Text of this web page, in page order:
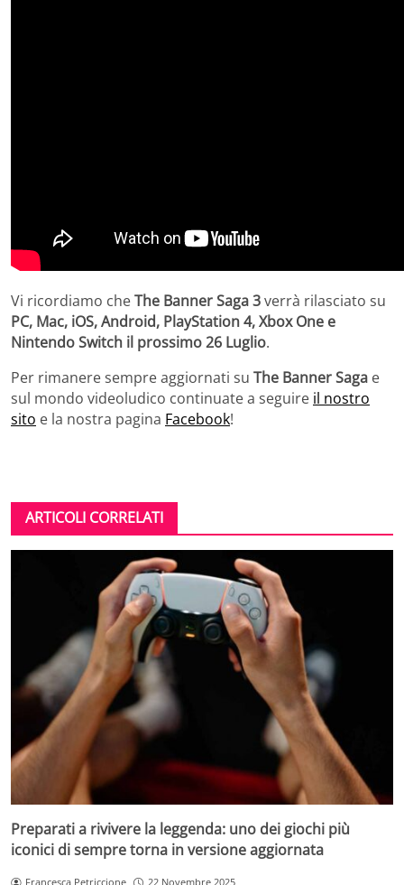
Vi ricordiamo cheThe Banner Saga 3verrà rilasciato su
PC, Mac, iOS, Android, PlayStation 4, Xbox One e
Nintendo Switch il prossimo 26 Luglio.
Per rimanere sempre aggiornati su The Banner Saga e
sul mondo videoludico continuate a seguire il nostro
sito e la nostra pagina Facebook!
ARTICOLI CORRELATI
Preparati a rivivere la leggenda: uno dei giochi più
iconici di sempre torna in versione aggiornata
Francesca Petriccione 22 Novembre 2025